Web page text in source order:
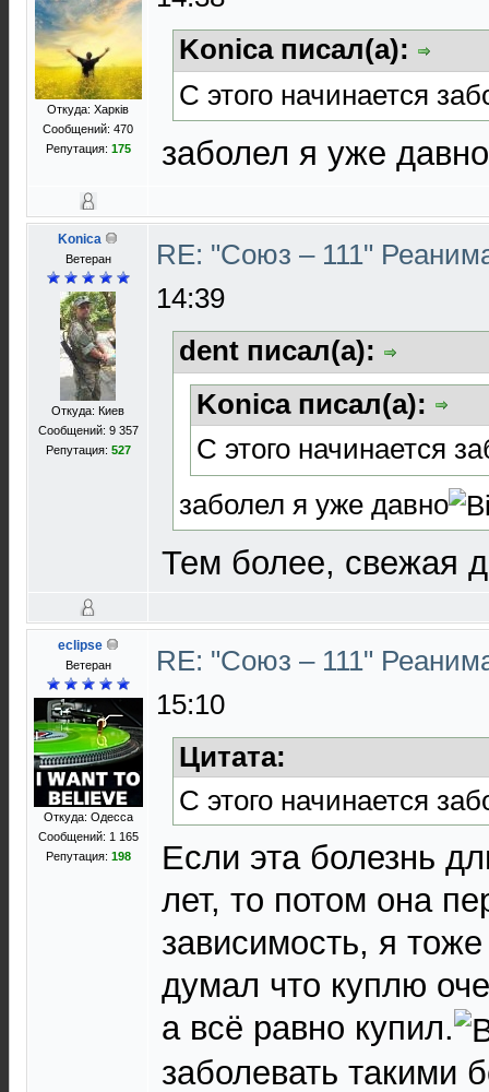
Откуда: Харків
Сообщений: 470
Репутация: 175
Konica писал(а):
С этого начинается
заболел я уже давно
Konica
Ветеран
Откуда: Киев
Сообщений: 9 357
Репутация: 527
RE: "Союз – 111"
14:39
dent писал(а):
Konica писал(а):
С этого начинается
заболел я уже давно
Тем более, свежая
eclipse
Ветеран
Откуда: Одесса
Сообщений: 1 165
Репутация: 198
RE: "Союз – 111"
15:10
Цитата:
С этого начинается
Если эта болезнь
лет, то потом она
зависимость, я
думал что куплю
а всё равно купил.
заболевать такими